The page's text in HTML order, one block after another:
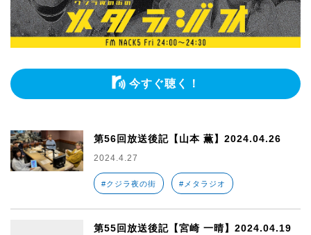
今すぐ聴く！
第56回放送後記【山本 薫】2024.04.26
2024.4.27
#クジラ夜の街 #メタラジオ
第55回放送後記【宮崎 一晴】2024.04.19